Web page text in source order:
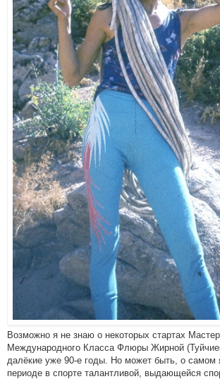
Возможно я не знаю о некоторых стартах
Международного Класса Флюры Жирной
далёкие уже 90-е годы. Но может быть, о самом
периоде в спорте талантливой, выдающейся